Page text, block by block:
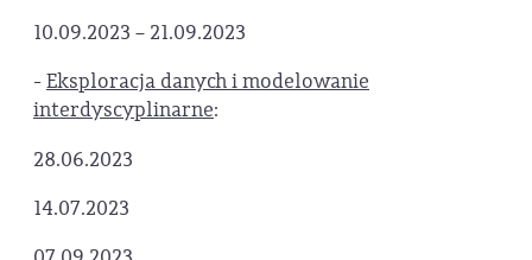
10.09.2023 – 21.09.2023
-Eksploracja danych i modelowanie
interdyscyplinarne:
28.06.2023
14.07.2023